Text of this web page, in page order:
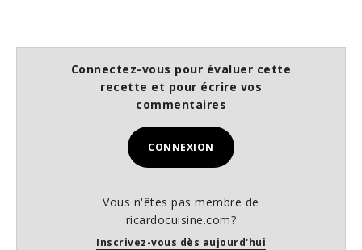
Connectez-vous pour évaluer cette
recette et pour écrire vos
commentaires
CONNEXION
Vous n'êtes pas membre de
ricardocuisine.com?
Inscrivez-vous dès aujourd'hui